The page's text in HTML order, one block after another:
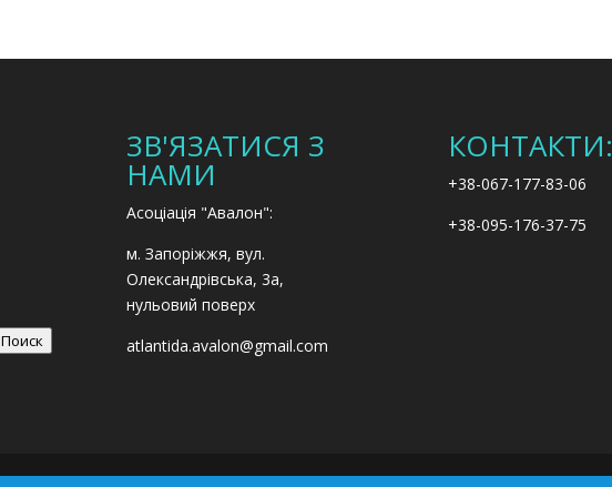
Поиск
ЗВ'ЯЗАТИСЯ З
НАМИ
Асоціація "Авалон":
м. Запоріжжя, вул.
Олександрівська, 3а,
нульовий поверх
atlantida.avalon@gmail.com
КОНТАКТИ:
+38-067-177-83-06
+38-095-176-37-75